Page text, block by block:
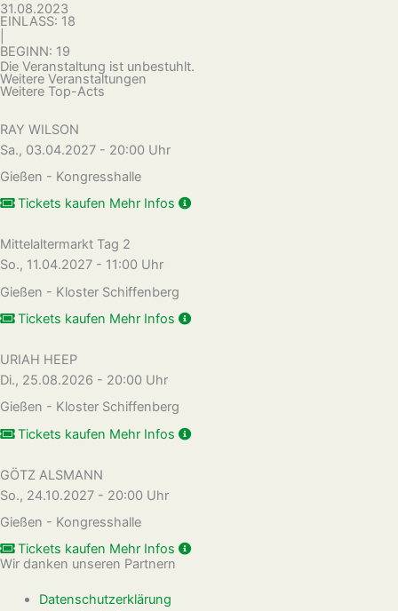
31.08.2023
EINLASS: 18
BEGINN: 19
Die Veranstaltung ist unbestuhlt.
Weitere Veranstaltungen
Weitere Top-Acts
RAY WILSON
Sa., 03.04.2027 - 20:00 Uhr
Gießen - Kongresshalle
Tickets kaufen Mehr Infos
Mittelaltermarkt Tag 2
So., 11.04.2027 - 11:00 Uhr
Gießen - Kloster Schiffenberg
Tickets kaufen Mehr Infos
URIAH HEEP
Di., 25.08.2026 - 20:00 Uhr
Gießen - Kloster Schiffenberg
Tickets kaufen Mehr Infos
GÖTZ ALSMANN
So., 24.10.2027 - 20:00 Uhr
Gießen - Kongresshalle
Tickets kaufen Mehr Infos
Wir danken unseren Partnern
Datenschutzerklärung